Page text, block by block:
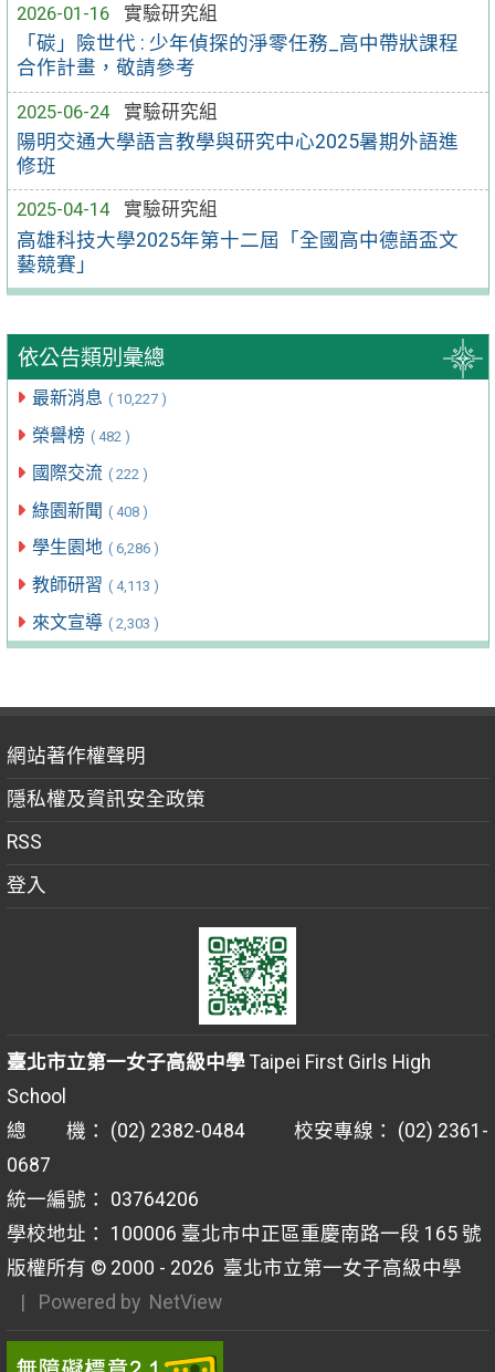
2026-01-16
實驗研究組
「碳」險世代 : 少年偵探的淨零任務_高中帶狀課程
合作計畫，敬請參考
2025-06-24
實驗研究組
陽明交通大學語言教學與研究中心2025暑期外語進
修班
2025-04-14
實驗研究組
高雄科技大學2025年第十二屆「全國高中德語盃文
藝競賽」
依公告類別彙總
最新消息 ( 10,227 )
榮譽榜 ( 482 )
國際交流 ( 222 )
綠園新聞 ( 408 )
學生園地 ( 6,286 )
教師研習 ( 4,113 )
來文宣導 ( 2,303 )
網站著作權聲明
隱私權及資訊安全政策
RSS
登入
臺北市立第一女子高級中學Taipei First Girls High
School
總 機： (02) 2382-0484 校安專線： (02) 2361-
0687
統一編號： 03764206
學校地址： 100006 臺北市中正區重慶南路一段 165 號
版權所有 © 2000 - 2026 臺北市立第一女子高級中學
| Powered by NetView